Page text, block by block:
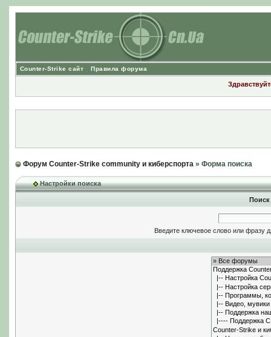
Counter-Strike сайт Правила форума
Форум Counter-Strike community и киберспорта» Форма поиска
Настройки поиска
Введите ключевое слово или фразу